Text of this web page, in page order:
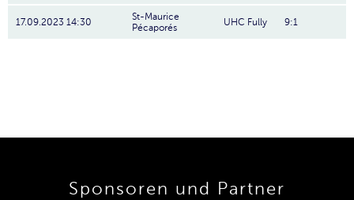
17.09.2023 14:30
St-Maurice
Pécaporés
UHC Fully 9:1
Sponsoren und Partner